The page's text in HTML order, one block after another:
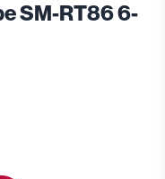
SM-RT86 6-